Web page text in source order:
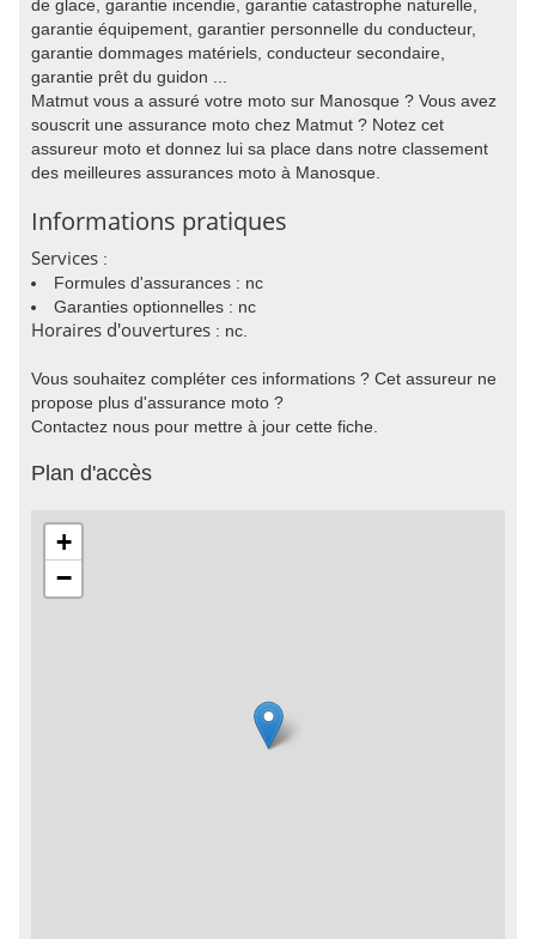
de glace, garantie incendie, garantie catastrophe naturelle,
garantie équipement, garantier personnelle du conducteur,
garantie dommages matériels, conducteur secondaire,
garantie prêt du guidon ...
Matmut vous a assuré votre moto sur Manosque ? Vous avez
souscrit une assurance moto chez Matmut ? Notez cet
assureur moto et donnez lui sa place dans notre classement
des meilleures assurances moto à Manosque.
Informations pratiques
Services :
Formules d'assurances : nc
Garanties optionnelles : nc
Horaires d'ouvertures : nc.
Vous souhaitez compléter ces informations ? Cet assureur ne
propose plus d'assurance moto ?
Contactez nous pour mettre à jour cette fiche.
Plan d'accès
+
−